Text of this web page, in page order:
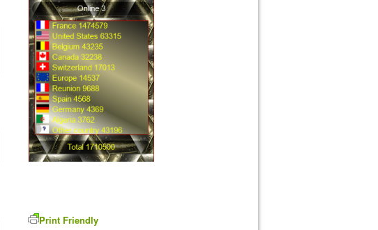
Print Friendly